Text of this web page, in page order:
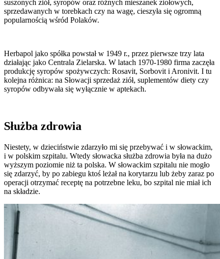
suszonych ziół, syropów oraz różnych mieszanek ziołowych,
sprzedawanych w torebkach czy na wagę, cieszyła się ogromną
popularnością wśród Polaków.
Herbapol jako spółka powstał w 1949 r., przez pierwsze trzy lata
działając jako Centrala Zielarska. W latach 1970-1980 firma zaczęła
produkcję syropów spożywczych: Rosavit, Sorbovit i Aronivit. I tu
kolejna różnica: na Słowacji sprzedaż ziół, suplementów diety czy
syropów odbywała się wyłącznie w aptekach.
Służba zdrowia
Niestety, w dzieciństwie zdarzyło mi się przebywać i w słowackim,
i w polskim szpitalu. Wtedy słowacka służba zdrowia była na dużo
wyższym poziomie niż ta polska. W słowackim szpitalu nie mogło
się zdarzyć, by po zabiegu ktoś leżał na korytarzu lub żeby zaraz po
operacji otrzymać receptę na potrzebne leku, bo szpital nie miał ich
na składzie.